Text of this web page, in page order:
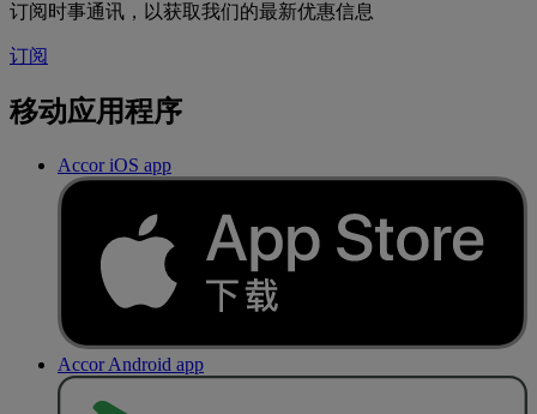
订阅时事通讯，以获取我们的最新优惠信息
订阅
移动应用程序
Accor iOS app
Accor Android app